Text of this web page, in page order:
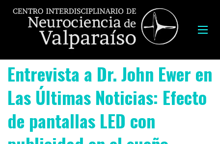
Entrevista a Dr. John Ewer en
Las Últimas Noticias: Efecto
de pantallas LED con